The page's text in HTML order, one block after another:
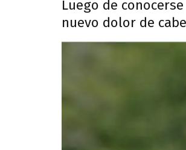
Luego de
nuevo dolor de